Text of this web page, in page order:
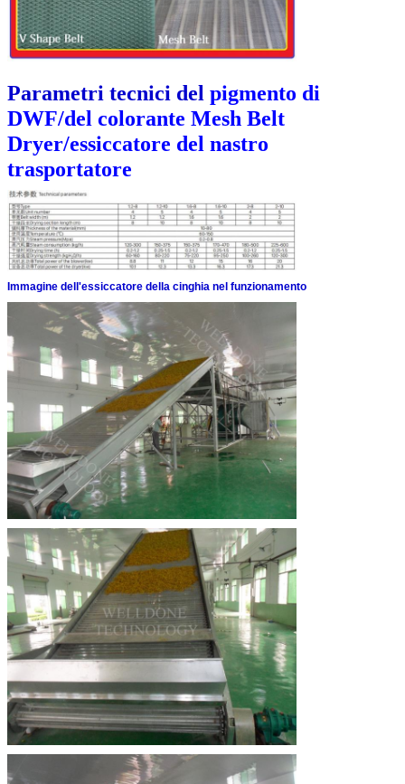
Parametri tecnici del pigmento di
DWF/del colorante Mesh Belt
Dryer/essiccatore del nastro
trasportatore
Immagine dell'essiccatore della cinghia nel funzionamento